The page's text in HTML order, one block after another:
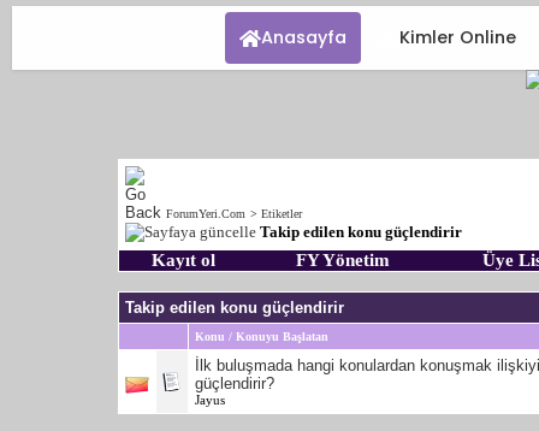
Anasayfa Kimler Online
ForumYeri.Com > Etiketler
Takip edilen konu güçlendirir
Kayıt ol FY Yönetim Üye
Takip edilen konu güçlendirir
Konu / Konuyu Başlatan
İlk buluşmada hangi konulardan konuşmak ilişkiyi
güçlendirir?
Jayus